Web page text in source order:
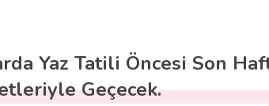
Yaz Tatili Öncesi Son
Geçecek.